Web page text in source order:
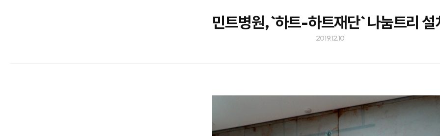
민트병원, `하트-하트재단` 나눔트리 설
2019.12.10